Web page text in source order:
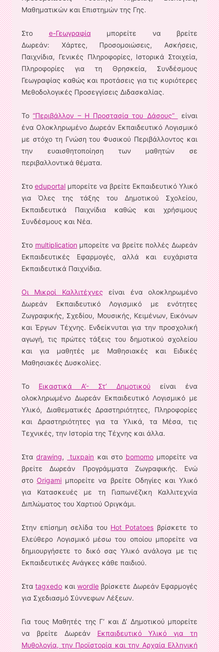
Μαθηματικών και Επιστημών της Γης.
Στο e-Γεωγραφία μπορείτε να βρείτε
Δωρεάν: Χάρτες, Προσομοιώσεις, Ασκήσεις,
Παιχνίδια, Γενικές Πληροφορίες, Ιστορικά Στοιχεία,
Πληροφορίες για τη Θρησκεία, Συνδέσμους
Γεωγραφίας καθώς και προτάσεις για τις κυριότερες
Μεθοδολογικές Προσεγγίσεις Διδασκαλίας.
Το“Περιβάλλον – Η Προστασία του Δάσους”
είναι
ένα Ολοκληρωμένο Δωρεάν Εκπαιδευτικό Λογισμικό
με στόχο τη Γνώση του Φυσικού Περιβάλλοντος και
την ευαισθητοποίηση των μαθητών σε
περιβαλλοντικά θέματα.
Στο eduportal μπορείτε να βρείτε Εκπαιδευτικό Υλικό
για Όλες της τάξης του Δημοτικού Σχολείου,
Εκπαιδευτικά Παιχνίδια καθώς και χρήσιμους
Συνδέσμους και Νέα.
Στο multiplication μπορείτε να βρείτε πολλές Δωρεάν
Εκπαιδευτικές Εφαρμογές, αλλά και ευχάριστα
Εκπαιδευτικά Παιχνίδια.
Οι Μικροί Καλλιτέχνες είναι ένα ολοκληρωμένο
Δωρεάν Εκπαιδευτικό Λογισμικό με ενότητες
Ζωγραφικής, Σχεδίου, Μουσικής, Κειμένων, Εικόνων
και Έργων Τέχνης. Ενδείκνυται για την προσχολική
αγωγή, τις πρώτες τάξεις του δημοτικού σχολείου
και για μαθητές με Μαθησιακές και Ειδικές
Μαθησιακές Δυσκολίες.
Το Εικαστικά Α’- Στ’ Δημοτικού είναι ένα
ολοκληρωμένο Δωρεάν Εκπαιδευτικό Λογισμικό με
Υλικό, Διαθεματικές Δραστηριότητες, Πληροφορίες
και Δραστηριότητες για τα Υλικά, τα Μέσα, τις
Τεχνικές, την Ιστορία της Τέχνης και άλλα.
Σταdrawing, tuxpain και στο bomomoμπορείτε να
βρείτε Δωρεάν Προγράμματα Ζωγραφικής. Ενώ
στο Origami μπορείτε να βρείτε Οδηγίες και Υλικό
για Κατασκευές με τη Γιαπωνέζικη Καλλιτεχνία
Διπλώματος του Χαρτιού Οριγκάμι.
Στην επίσημη σελίδα του Hot Potatoes βρίσκετε το
Ελεύθερο Λογισμικό μέσω του οποίου μπορείτε να
δημιουργήσετε το δικό σας Υλικό ανάλογα με τις
Εκπαιδευτικές Ανάγκες κάθε παιδιού.
Σταtagxedo καιwordle βρίσκετε Δωρεάν Εφαρμογές
για Σχεδιασμό Σύννεφων Λέξεων.
Για τους Μαθητές της Γ’ και Δ’ Δημοτικού μπορείτε
να βρείτε Δωρεάν Εκπαιδευτικό Υλικό για τη
Μυθολογία, την Προϊστορία και την Αρχαία Ελληνική